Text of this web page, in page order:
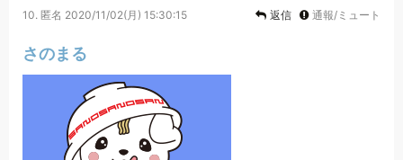
10. 匿名 2020/11/02(月) 15:30:15 返信 通報/ミュート
さのまる